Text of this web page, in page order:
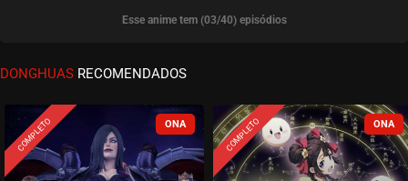
ASSISTIDO
ASSISTIDO
EPISÓDIO 34
EPISÓDIO 33
fevereiro 27, 2023
Esse anime tem (03/40) episódios
DONGHUAS RECOMENDADOS
COMPLETO COMPLETO